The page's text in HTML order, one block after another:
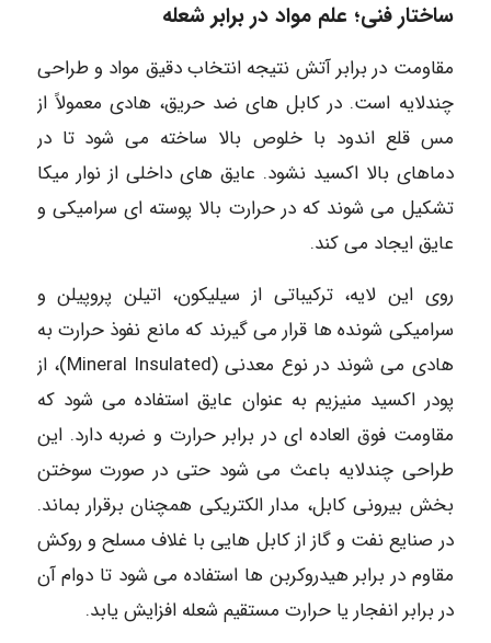
ساختار فنی؛ علم مواد در برابر شعله
مقاومت در برابر آتش نتیجه انتخاب دقیق مواد و طراحی
چندلایه است. در کابل های ضد حریق، هادی معمولاً از
مس قلع اندود با خلوص بالا ساخته می شود تا در
دماهای بالا اکسید نشود. عایق های داخلی از نوار میکا
تشکیل می شوند که در حرارت بالا پوسته ای سرامیکی و
عایق ایجاد می کند.
روی این لایه، ترکیباتی از سیلیکون، اتیلن پروپیلن و
سرامیکی شونده ها قرار می گیرند که مانع نفوذ حرارت به
هادی می شوند در نوع معدنی (Mineral Insulated)، از
پودر اکسید منیزیم به عنوان عایق استفاده می شود که
مقاومت فوق العاده ای در برابر حرارت و ضربه دارد. این
طراحی چندلایه باعث می شود حتی در صورت سوختن
بخش بیرونی کابل، مدار الکتریکی همچنان برقرار بماند.
در صنایع نفت و گاز از کابل هایی با غلاف مسلح و روکش
مقاوم در برابر هیدروکربن ها استفاده می شود تا دوام آن
در برابر انفجار یا حرارت مستقیم شعله افزایش یابد.